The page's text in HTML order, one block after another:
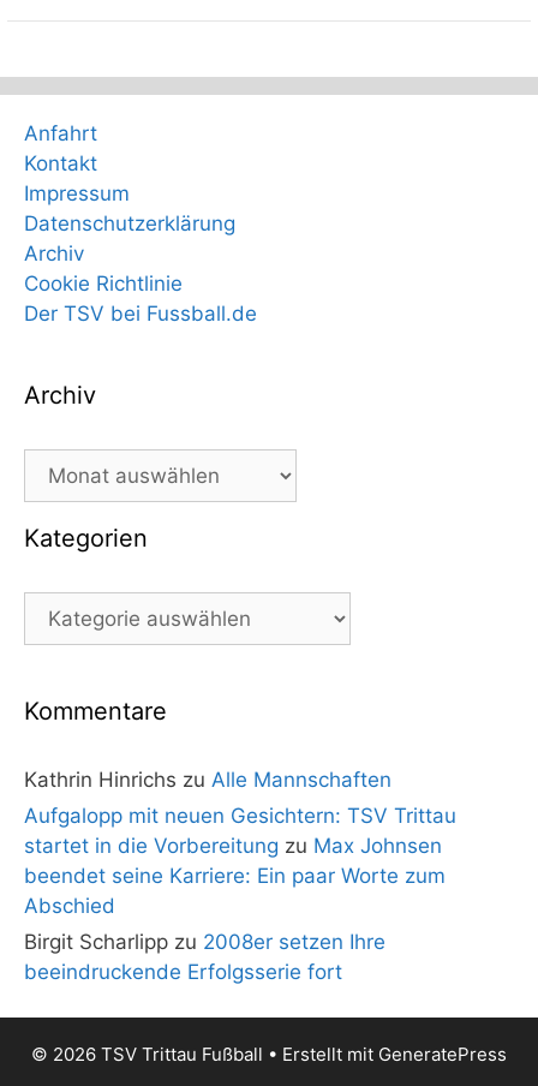
Anfahrt
Kontakt
Impressum
Datenschutzerklärung
Archiv
Cookie Richtlinie
Der TSV bei Fussball.de
Archiv
Archiv
Kategorien
Kategorien
Kommentare
Kathrin Hinrichs zu Alle Mannschaften
Aufgalopp mit neuen Gesichtern: TSV Trittau
startet in die Vorbereitung zu Max Johnsen
beendet seine Karriere: Ein paar Worte zum
Abschied
Birgit Scharlipp zu 2008er setzen Ihre
beeindruckende Erfolgsserie fort
© 2026 TSV Trittau Fußball • Erstellt mit GeneratePress